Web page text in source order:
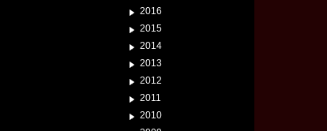
2016
2015
2014
2013
2012
2011
2010